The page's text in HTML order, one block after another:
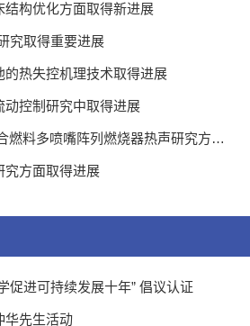
构优化方面取得新进展
究取得重要进展
热失控机理技术取得进展
动控制研究中取得进展
燃料多喷嘴阵列燃烧器热声研究方面
究方面取得进展
促进可持续发展十年” 倡议认证
华先生活动